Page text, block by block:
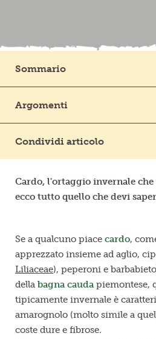
Polpe di frutta
Prodotti freschi
Sommario
Argomenti
Condividi articolo
Cardo, l'ortaggio invernale
ecco tutto quello che devi
Se a qualcuno piace cardo,
apprezzato insieme ad aglio,
Liliaceae), peperoni e
della bagna caudapiemontese,
tipicamente invernale è
amarognolo (molto simile a
coste dure e fibrose.